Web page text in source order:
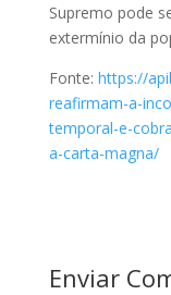
Supremo pode
extermínio da
Fonte: https://
reafirmam-a-
temporal-e-
a-carta-magna/
Enviar